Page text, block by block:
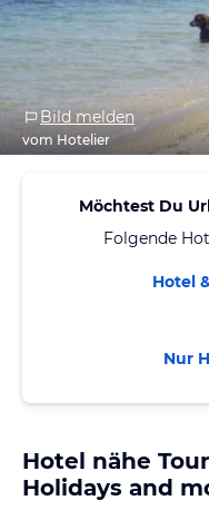
Bild melden
vom Hotelier
Möchtest Du
Folgende
Hotel
Nur
Hotel nähe
Holidays and